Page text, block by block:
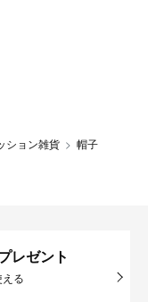
ション雑貨 帽子
レゼント
る